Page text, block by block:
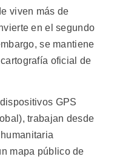
viven más de
en el segundo
se mantiene
oficial de
GPS
trabajan desde
mapa público de